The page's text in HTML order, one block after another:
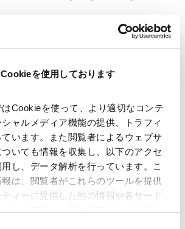
を使用しております
Cookieを使って、より適切なコンテ
ャルメディア機能の提供、トラフィ
います。また閲覧者によるウェブサ
いても情報を収集し、以下のアクセ
し、データ解析を行っています。こ
は、閲覧者がこれらのツールを提供
ィーに提供した他の情報や各サード
スを使用した際に収集された情報と
ルギー・トランジションの最前
第3回】国内
ルギー市場の最新動向－蓄電
エネM&A等を中心に－